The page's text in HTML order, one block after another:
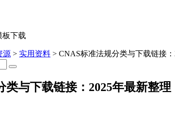
板下载
源 > 实用资料 > CNAS标准法规分类与下载链接
类与下载链接：2025年最新整理